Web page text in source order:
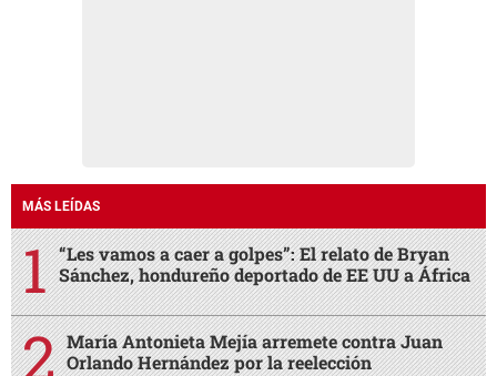
MÁS LEÍDAS
“Les vamos a caer a golpes”: El relato de Bryan
Sánchez, hondureño deportado de EE UU a África
María Antonieta Mejía arremete contra Juan
Orlando Hernández por la reelección